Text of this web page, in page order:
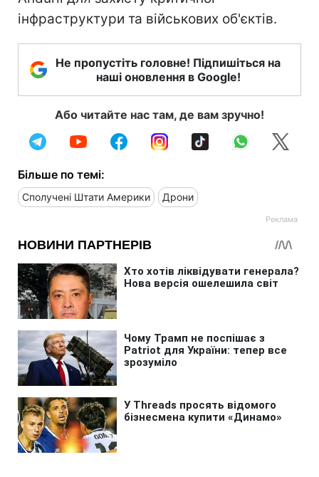
інфраструктури та військових об'єктів.
Не пропустіть головне! Підпишіться на
наші оновлення в Google!
Або читайте нас там, де вам зручно!
Більше по темі:
Сполучені Штати Америки Дрони